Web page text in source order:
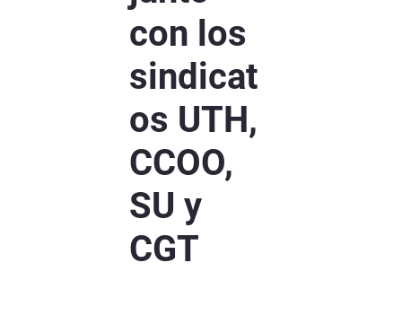
con los
sindicat
os UTH,
CCOO,
SU y
CGT